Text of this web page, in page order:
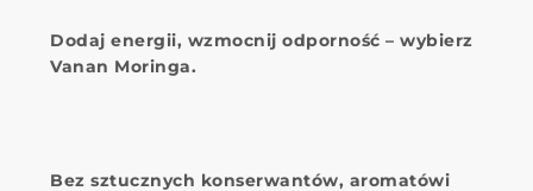
Dodaj energii, wzmocnij odporność – wybierz
Vanan Moringa.
Bez sztucznych konserwantów, aromatówi